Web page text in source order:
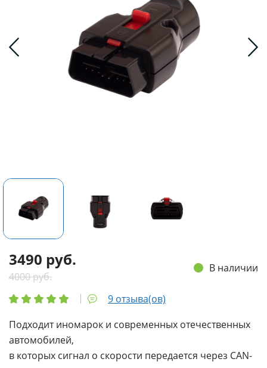
3490 руб.
4000 руб.
В наличии
9 отзыва(ов)
Подходит иномарок и современных отечественных
автомобилей,
в которых сигнал о скорости передается через CAN-